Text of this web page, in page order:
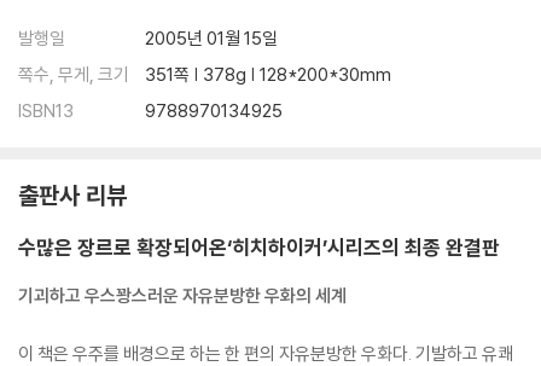
발행일
2005년 01월 15일
쪽수, 무게, 크기
351쪽 | 378g | 128*200*30mm
ISBN13
9788970134925
출판사 리뷰
수많은 장르로 확장되어온‘히치하이커’시리즈의 최종 완결판
기괴하고 우스꽝스러운 자유분방한 우화의 세계
이 책은 우주를 배경으로 하는 한 편의 자유분방한 우화다. 기발하고 유쾌